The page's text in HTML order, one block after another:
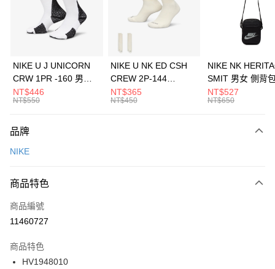
合作金庫商業銀行
第一商業銀行
華南商業銀行
彰化商業銀行
上海商業儲蓄銀行
元大商業銀行
台灣樂天信用卡公司
Apple Pay
全盈+PAY
AFTEE先享後付
【關於「AFTEE先享後付」】
便利好安心！
３．安心：先確認商品／服務後，再付款。
【「AFTEE先享後付」結帳流程】
１．於結帳方式選擇「AFTEE先享後付」後，將跳轉至「AFTEE先享後付」
２．訂單成立數日內，您將收到繳費通知簡訊。
３．收到繳費通知簡訊後14天內，點擊此簡訊中的連結，可透過四大超商／
ATM／網路銀行／等多元方式進行付款，方視為交易完成。
運送方式
每筆NT$100，滿NT$1,500(含以上)免運費
宅配
每筆NT$100，滿NT$1,500(含以上)免運費
付款後門市自取
每筆NT$100，滿NT$1,500(含以上)免運費
NIKE U J UNICORN
CRW 1PR -160 男女
中統襪 FZ3393100
NT$446
NT$550
NIKE U NK ED CSH
CREW 2P-144
EMBRDY 男女 短統襪
FZ3073133
NT$365
NT$450
NIKE NK
SMIT 男女 側背
BA5871010
NT$527
NT$650
品牌
NIKE
商品特色
商品編號
11460727
商品特色
HV1948010